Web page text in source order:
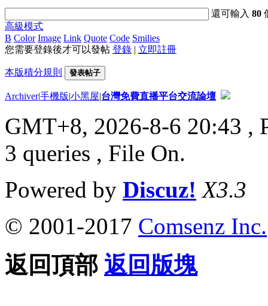
還可輸入80
高級模式
B Color Image Link Quote Code Smilies
您需要登錄後才可以發帖 登錄 | 立即註冊
本版積分規則 發表帖子
Archiver|手機版|小黑屋|台灣免費直播平台交流論壇
GMT+8, 2026-8-6 20:43 ,
3 queries , File On.
Powered by Discuz! X3.3
© 2001-2017 Comsenz Inc.
返回頂部 返回版塊